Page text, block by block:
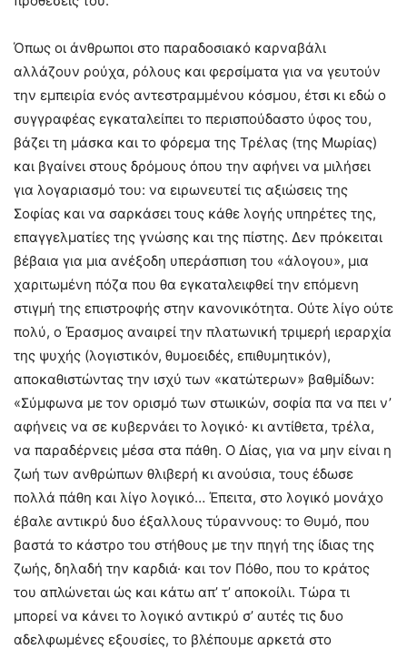
Όπως οι άνθρωποι στο παραδοσιακό καρναβάλι
αλλάζουν ρούχα, ρόλους και φερσίματα για να γευτούν
την εμπειρία ενός αντεστραμμένου κόσμου, έτσι κι εδώ ο
συγγραφέας εγκαταλείπει το περισπούδαστο ύφος του,
βάζει τη μάσκα και το φόρεμα της Τρέλας (της Μωρίας)
και βγαίνει στους δρόμους όπου την αφήνει να μιλήσει
για λογαριασμό του: να ειρωνευτεί τις αξιώσεις της
Σοφίας και να σαρκάσει τους κάθε λογής υπηρέτες της,
επαγγελματίες της γνώσης και της πίστης. Δεν πρόκειται
βέβαια για μια ανέξοδη υπεράσπιση του «άλογου», μια
χαριτωμένη πόζα που θα εγκαταλειφθεί την επόμενη
στιγμή της επιστροφής στην κανονικότητα. Ούτε λίγο ούτε
πολύ, ο Έρασμος αναιρεί την πλατωνική τριμερή ιεραρχία
της ψυχής (λογιστικόν, θυμοειδές, επιθυμητικόν),
αποκαθιστώντας την ισχύ των «κατώτερων» βαθμίδων:
«Σύμφωνα με τον ορισμό των στωικών, σοφία πα να πει ν’
αφήνεις να σε κυβερνάει το λογικό· κι αντίθετα, τρέλα,
να παραδέρνεις μέσα στα πάθη. Ο Δίας, για να μην είναι η
ζωή των ανθρώπων θλιβερή κι ανούσια, τους έδωσε
πολλά πάθη και λίγο λογικό… Έπειτα, στο λογικό μονάχο
έβαλε αντικρύ δυο έξαλλους τύραννους: το Θυμό, που
βαστά το κάστρο του στήθους με την πηγή της ίδιας της
ζωής, δηλαδή την καρδιά· και τον Πόθο, που το κράτος
του απλώνεται ώς και κάτω απ’ τ’ αποκοίλι. Τώρα τι
μπορεί να κάνει το λογικό αντικρύ σ’ αυτές τις δυο
αδελφωμένες εξουσίες, το βλέπουμε αρκετά στο